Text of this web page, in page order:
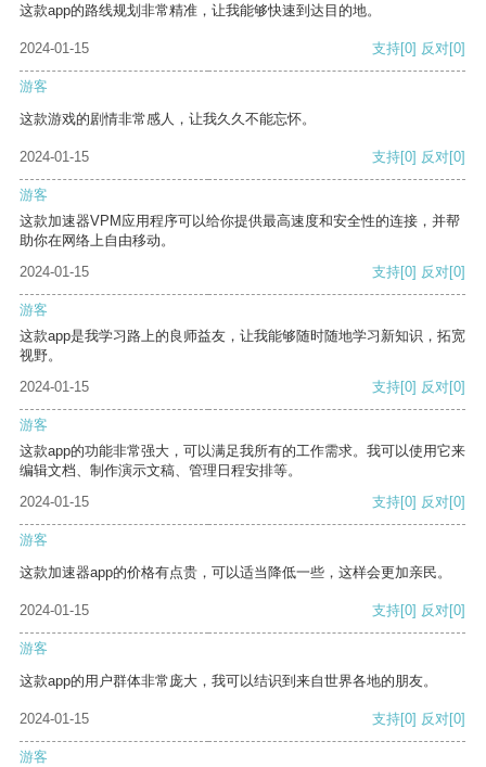
这款app的路线规划非常精准，让我能够快速到达目的地。
2024-01-15 支持[0] 反对[0]
游客
这款游戏的剧情非常感人，让我久久不能忘怀。
2024-01-15 支持[0] 反对[0]
游客
这款加速器VPM应用程序可以给你提供最高速度和安全性的连接，并帮
助你在网络上自由移动。
2024-01-15
支持[0] 反对[0]
游客
这款app是我学习路上的良师益友，让我能够随时随地学习新知识，拓宽
视野。
2024-01-15
支持[0] 反对[0]
游客
这款app的功能非常强大，可以满足我所有的工作需求。我可以使用它来
编辑文档、制作演示文稿、管理日程安排等。
2024-01-15
支持[0] 反对[0]
游客
这款加速器app的价格有点贵，可以适当降低一些，这样会更加亲民。
2024-01-15 支持[0] 反对[0]
游客
这款app的用户群体非常庞大，我可以结识到来自世界各地的朋友。
2024-01-15 支持[0] 反对[0]
游客